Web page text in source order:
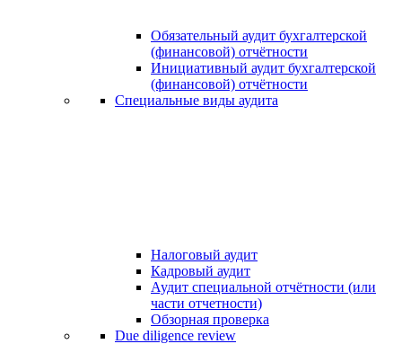
Обязательный аудит бухгалтерской
(финансовой) отчётности
Инициативный аудит бухгалтерской
(финансовой) отчётности
Специальные виды аудита
Налоговый аудит
Кадровый аудит
Аудит специальной отчётности (или
части отчетности)
Обзорная проверка
Due diligence review